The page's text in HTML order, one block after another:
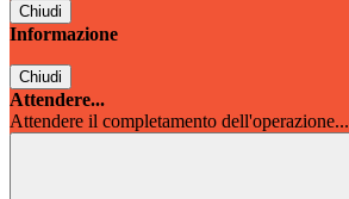
Chiudi
Informazione
Chiudi
Attendere...
Attendere il completamento dell'operazione...